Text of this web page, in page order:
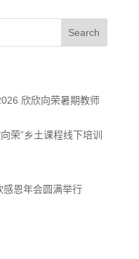
欣欣向荣暑期教师
荣”乡土课程线下培训
感恩年会圆满举行